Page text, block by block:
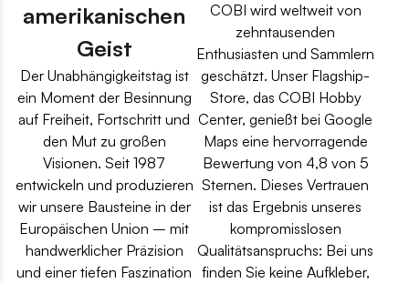
amerikanischen
Geist
Der Unabhängigkeitstag ist
ein Moment der Besinnung
auf Freiheit, Fortschritt und
den Mut zu großen
Visionen. Seit 1987
entwickeln und produzieren
wir unsere Bausteine in der
Europäischen Union – mit
handwerklicher Präzision
und einer tiefen Faszination
COBI wird weltweit von
zehntausenden
Enthusiasten und Sammlern
geschätzt. Unser Flagship-
Store, das COBI Hobby
Center, genießt bei Google
Maps eine hervorragende
Bewertung von 4,8 von 5
Sternen. Dieses Vertrauen
ist das Ergebnis unseres
kompromisslosen
Qualitätsanspruchs: Bei uns
finden Sie keine Aufkleber,